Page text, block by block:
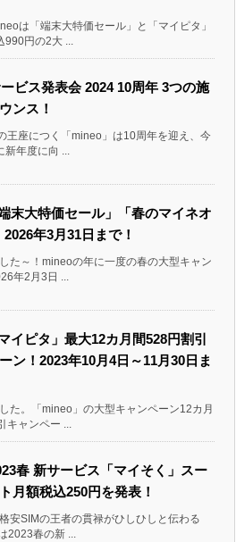
は「端末大特価セール」と「マイピタ」
990円の2大 ...
ビス発表会 2024 10周年 3つの施
ンス！
王座につく「mineo」は10周年を迎え、今
新年度に向 ...
末大特価セール」「春のマイネオ
年3月31日まで！
た～！mineoの年に一度の春の大型キャン
年2月3日 ...
イピタ」最大12カ月間528円割引
ン！2023年10月4日～11月30日ま
た。「mineo」の大型キャンペーン12カ月
キャンペー ...
春 新サービス「マイそく」スー
月額税込250円を発表！
安SIMの王者の貫禄がひしひしと伝わる
2023春の新 ...